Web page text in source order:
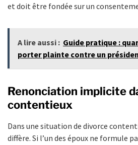
et doit être fondée sur un
A lire aussi : Guide pratique :
porter plainte contre un
Renonciation implicite
contentieux
Dans une situation de divorce
diffère. Si l’un des époux ne formule